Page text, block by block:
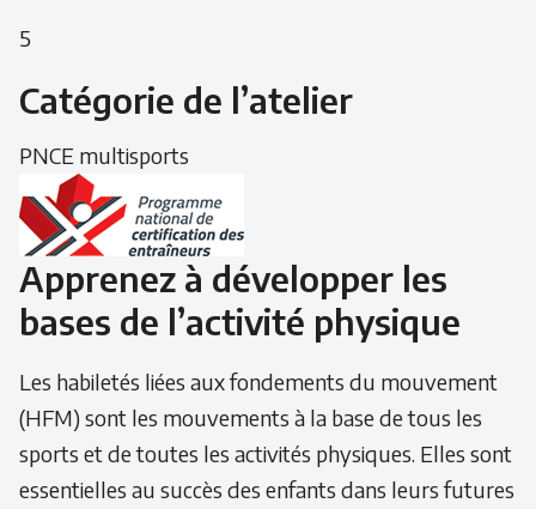
5
Catégorie de l’atelier
PNCE multisports
Apprenez à développer les
bases de l’activité physique
Les habiletés liées aux fondements du mouvement
(HFM) sont les mouvements à la base de tous les
sports et de toutes les activités physiques. Elles sont
essentielles au succès des enfants dans leurs futures